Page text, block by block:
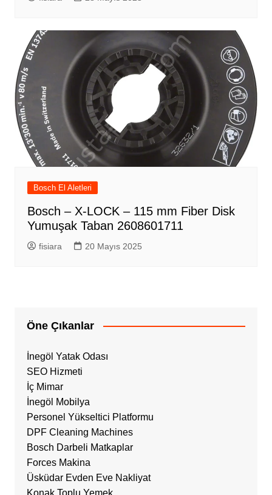
Bosch El Aletleri
Bosch – X-LOCK – 115 mm Fiber Disk
Yumuşak Taban 2608601711
fisiara 20 Mayıs 2025
Öne Çıkanlar
İnegöl Yatak Odası
SEO Hizmeti
İç Mimar
İnegöl Mobilya
Personel Yükseltici Platformu
DPF Cleaning Machines
Bosch Darbeli Matkaplar
Forces Makina
Üsküdar Evden Eve Nakliyat
Konak Toplu Yemek